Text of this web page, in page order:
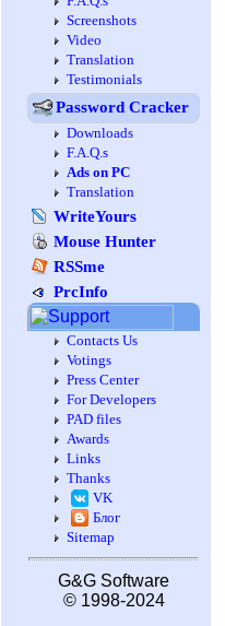
Screenshots
Video
Translation
Testimonials
Password Cracker
Downloads
F.A.Q.s
Ads on PC
Translation
WriteYours
Mouse Hunter
RSSme
PrcInfo
Contacts Us
Votings
Press Center
For Developers
PAD files
Awards
Links
Thanks
VK
Блог
Sitemap
G&G Software
© 1998-2024